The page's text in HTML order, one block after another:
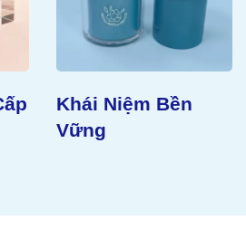
Khái Niệm Bền
Vững